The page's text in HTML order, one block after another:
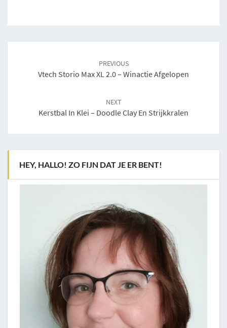
PREVIOUS
Vtech Storio Max XL 2.0 – Winactie Afgelopen
NEXT
Kerstbal In Klei – Doodle Clay En Strijkkralen
HEY, HALLO! ZO FIJN DAT JE ER BENT!